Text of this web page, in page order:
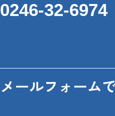
0246-32-6974
メールフォーム